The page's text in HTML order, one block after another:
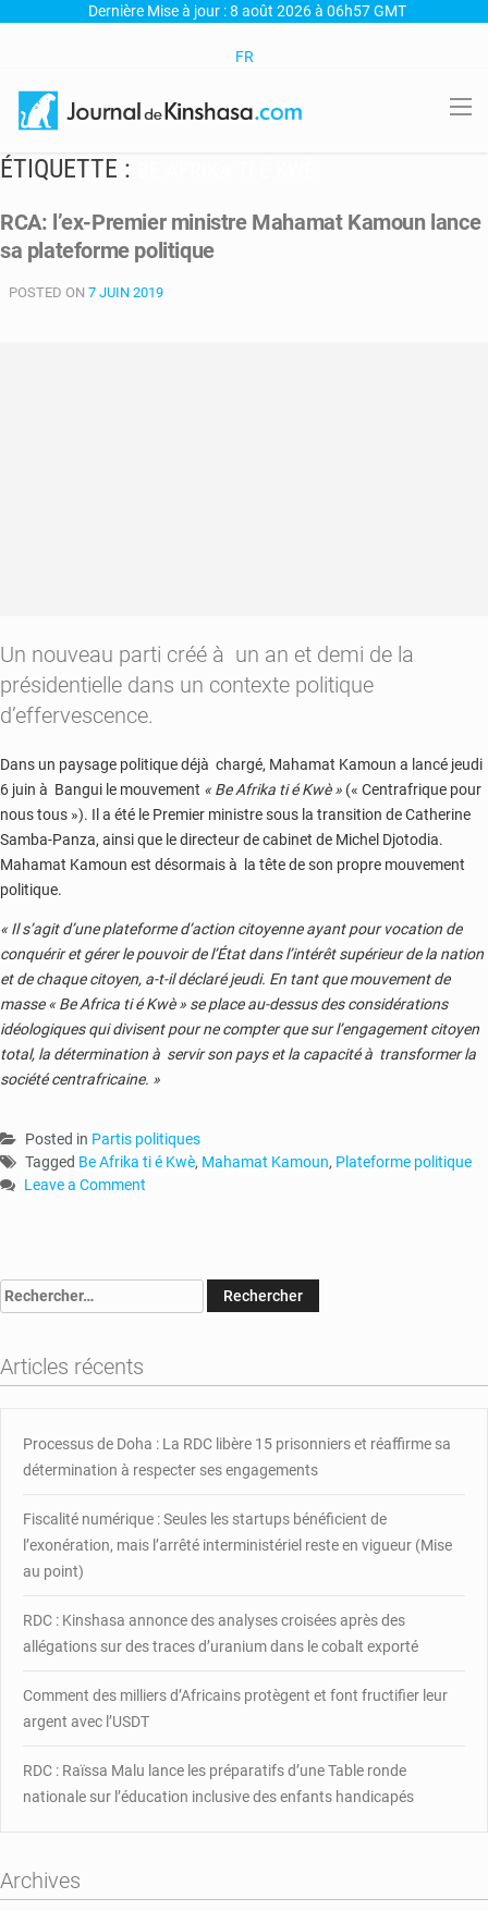
Dernière Mise à jour : 8 août 2026 à 06h57 GMT
FR
ÉTIQUETTE :
RCA: l’ex-Premier ministre Mahamat Kamoun lance
sa plateforme politique
POSTED ON 7 JUIN 2019
Un nouveau parti créé à un an et demi de la
présidentielle dans un contexte politique
d’effervescence.
Dans un paysage politique déjà chargé, Mahamat Kamoun a lancé jeudi
6 juin à Bangui le mouvement « Be Afrika ti é Kwè » (« Centrafrique pour
nous tous »). Il a été le Premier ministre sous la transition de Catherine
Samba-Panza, ainsi que le directeur de cabinet de Michel Djotodia.
Mahamat Kamoun est désormais à la tête de son propre mouvement
politique.
« Il s’agit d’une plateforme d’action citoyenne ayant pour vocation de
conquérir et gérer le pouvoir de l’État dans l’intérêt supérieur de la nation
et de chaque citoyen, a-t-il déclaré jeudi. En tant que mouvement de
masse « Be Africa ti é Kwè » se place au-dessus des considérations
idéologiques qui divisent pour ne compter que sur l’engagement citoyen
total, la détermination à servir son pays et la capacité à transformer la
société centrafricaine. »
Posted in Partis politiques
Tagged Be Afrika ti é Kwè, Mahamat Kamoun, Plateforme politique
Leave a Comment
ministre
lance
sa
politique
Rechercher :
Articles récents
Processus de Doha : La RDC libère 15 prisonniers et réaffirme sa
détermination à respecter ses engagements
Fiscalité numérique : Seules les startups bénéficient de
l’exonération, mais l’arrêté interministériel reste en vigueur (Mise
au point)
RDC : Kinshasa annonce des analyses croisées après des
allégations sur des traces d’uranium dans le cobalt exporté
Comment des milliers d’Africains protègent et font fructifier leur
argent avec l’USDT
RDC : Raïssa Malu lance les préparatifs d’une Table ronde
nationale sur l’éducation inclusive des enfants handicapés
Archives